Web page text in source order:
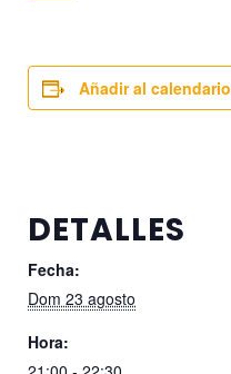
Añadir al calendario
DETALLES
Fecha:
Dom 23 agosto
Hora: